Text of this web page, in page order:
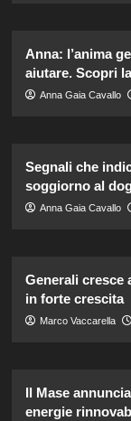
Anna: l’anima
aiutare. Scopri
Anna Gaia Cavallo
Segnali che
soggiorno al
Anna Gaia Cavallo
Generali cresce
in forte crescita
Marco Vaccarella
Il Mase
energie